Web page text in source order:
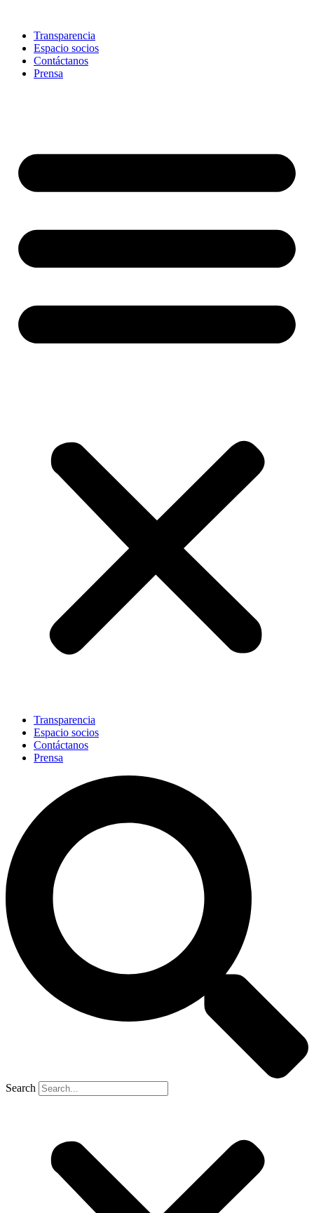
contentTransparencia
Espacio socios
Contáctanos
Prensa
Transparencia
Espacio socios
Contáctanos
Prensa
Search